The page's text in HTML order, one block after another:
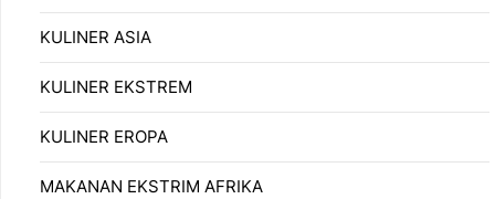
KULINER ASIA
KULINER EKSTREM
KULINER EROPA
MAKANAN EKSTRIM AFRIKA